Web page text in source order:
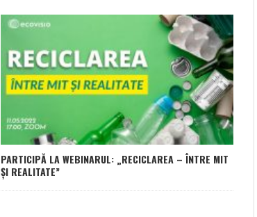
PARTICIPĂ LA WEBINARUL: „RECICLAREA – ÎNTRE MIT
ȘI REALITATE”